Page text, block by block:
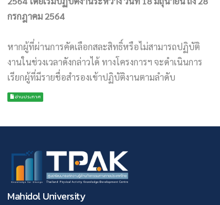
กรกฎาคม 2564
หากผู้ที่ผ่านการคัดเลือกสละสิทธิ์หรือไม่สามารถปฏิบัติ
งานในช่วงเวลาดังกล่าวได้ ทางโครงการฯ จะดำเนินการ
เรียกผู้ที่มีรายชื่อสำรองเข้าปฏิบัติงานตามลำดับ
อ่านประกาศ
Mahidol University